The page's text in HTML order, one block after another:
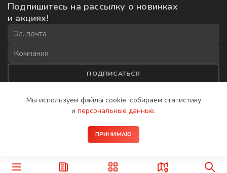
Подпишитесь на рассылку о новинках
и акциях!
ПОДПИСАТЬСЯ
рассылки
2008−2026 © IP-домофоны BAS-IP
Политика конфиденциальности
Мы используем файлы cookie, собираем статистику
и персональные данные.
ПРИНИМАЮ